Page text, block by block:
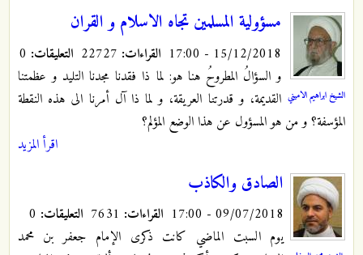
الشيخ ابراهيم الاميني
مسؤولية المسلمين تجاه الاسلام و القران
15/12/2018 - 17:00 القراءات: التعليقات:
و السؤالُ المطروحُ هنا هو: لما ذا فقدنا مجدنا التليد و عظمتنا
القديمة، و قدرتنا العريقة، و لما ذا آل أمرنا الى هذه النقطة
المؤسفة؟ و من هو المسؤول عن هذا الوضع المؤلم؟
اقرأ المزيد
الصادق والكاذب
09/07/2018 - 17:00 القراءات: التعليقات:
يوم السبت الماضي كانت ذكرى الإمام جعفر بن محمد